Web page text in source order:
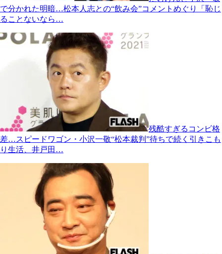
で分かれた明暗…松本人志との“飲み会”コメントめぐり「恥じ
ることないなら…
残酷すぎるコンビ格
差…スピードワゴン・小沢一敬“松本裁判”待ちで続く引きこも
り生活、井戸田…